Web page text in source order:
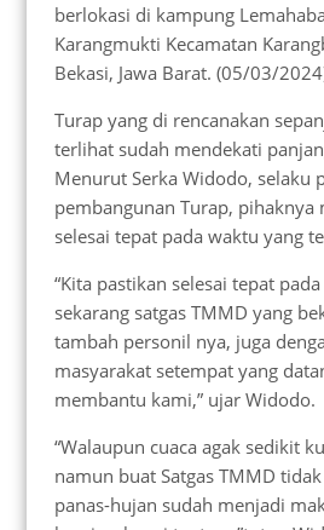
berlokasi di kampung
Karangmukti Kecamatan
Bekasi, Jawa Barat. (05/03/
Turap yang di rencanakan
terlihat sudah mendekati
Menurut Serka Widodo, selaku
pembangunan Turap, pihaknya
selesai tepat pada waktu yang
“Kita pastikan selesai tepat
sekarang satgas TMMD yang
tambah personil nya, juga
masyarakat setempat yang
membantu kami,” ujar Widodo.
“Walaupun cuaca agak sedikit
namun buat Satgas TMMD
panas-hujan sudah menjadi